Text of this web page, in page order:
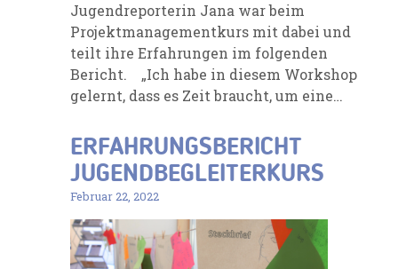
Jugendreporterin Jana war beim
Projektmanagementkurs mit dabei und
teilt ihre Erfahrungen im folgenden
Bericht. „Ich habe in diesem Workshop
gelernt, dass es Zeit braucht, um eine…
ERFAHRUNGSBERICHT
JUGENDBEGLEITERKURS
Februar 22, 2022